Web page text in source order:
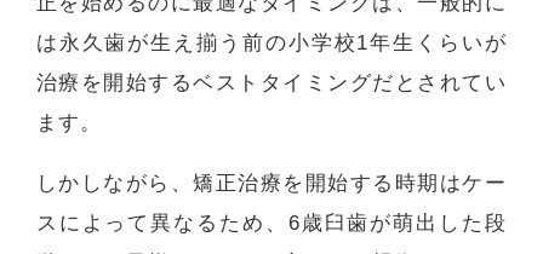
は永久歯が生え揃う前の小学校1年生くらいが
治療を開始するベストタイミングだとされてい
ます。
しかしながら、矯正治療を開始する時期はケー
スによって異なるため、6歳臼歯が萌出した段